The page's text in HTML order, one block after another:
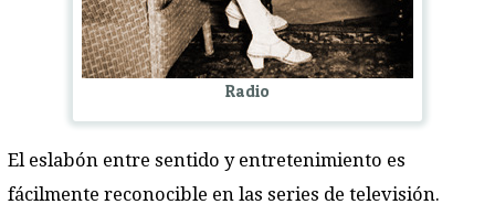
Radio
El eslabón entre sentido y entretenimiento es
fácilmente reconocible en las series de televisión.